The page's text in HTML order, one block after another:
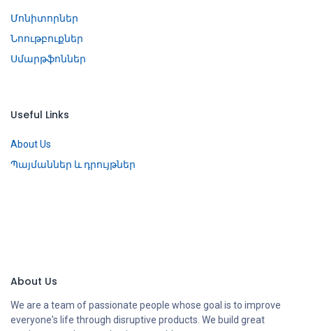
Մոնիտորներ
Նոութբուքներ
Սմարթֆոններ
Useful Links
About Us
Պայմաններ և դրույթներ
About Us
We are a team of passionate people whose goal is to improve
everyone's life through disruptive products. We build great